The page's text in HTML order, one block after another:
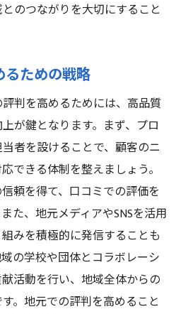
のつながりを大切にすること
ための戦略
判を高めるためには、高品質
が鍵となります。まず、プロ
者を設けることで、顧客のニ
できる体制を整えましょう。
頼を得て、口コミでの評価を
た、地元メディアやSNSを活用
みを積極的に発信することも
の学校や団体とコラボレーシ
活動を行い、地域全体からの
。地元での評判を高めること